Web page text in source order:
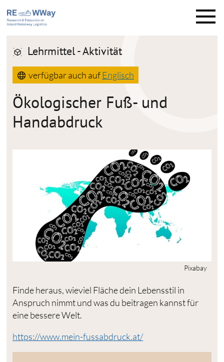
M
n
Lehrmittel - Aktivität
verfügbar auch aufEnglisch
Ökologischer Fuß- und
Handabdruck
Pixabay
Finde heraus, wieviel Fläche dein Lebensstil in
Anspruch nimmt und was du beitragen kannst für
eine bessere Welt.
https://www.mein-fussabdruck.at/